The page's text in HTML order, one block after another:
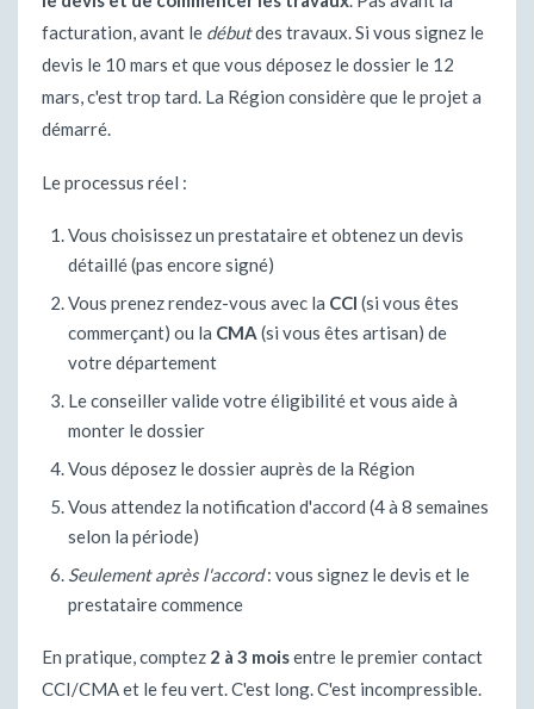
facturation, avant le débutdes travaux. Si vous signez le
devis le 10 mars et que vous déposez le dossier le 12
mars, c'est trop tard. La Région considère que le projet a
démarré.
Le processus réel :
Vous choisissez un prestataire et obtenez un devis
détaillé (pas encore signé)
Vous prenez rendez-vous avec la CCI (si vous êtes
commerçant) ou la CMA (si vous êtes artisan) de
votre département
Le conseiller valide votre éligibilité et vous aide à
monter le dossier
Vous déposez le dossier auprès de la Région
Vous attendez la notification d'accord (4 à 8 semaines
selon la période)
Seulement après l'accord: vous signez le devis et le
prestataire commence
En pratique, comptez 2 à 3 moisentre le premier contact
CCI/CMA et le feu vert. C'est long. C'est incompressible.